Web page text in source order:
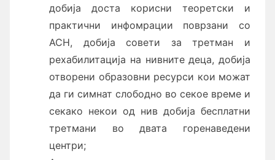
добија доста корисни теоретски и
практични инфомрации поврзани со
АСН, добија совети за третман и
рехабилитација на нивните деца, добија
отворени образовни ресурси кои можат
да ги симнат слободно во секое време и
секако некои од нив добија бесплатни
третмани во двата горенаведени
центри;